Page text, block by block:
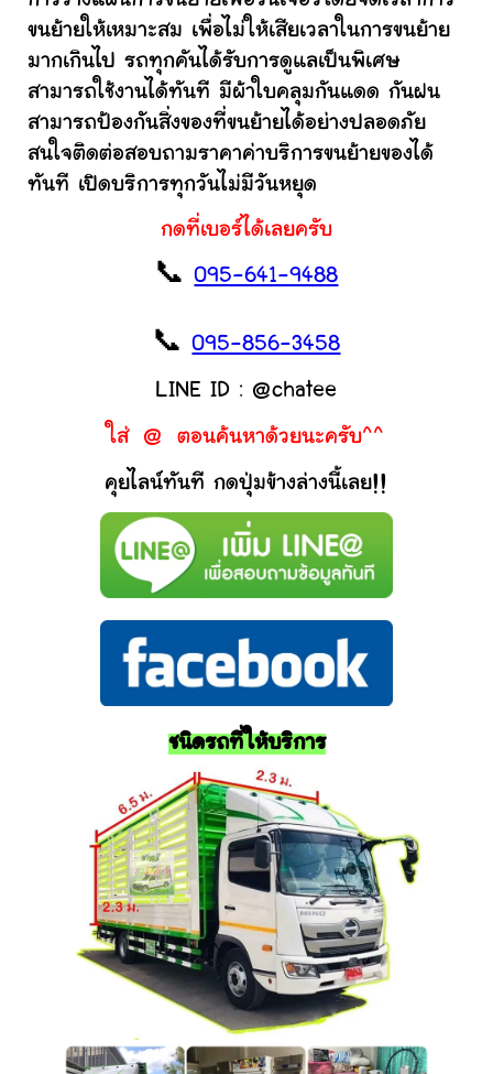
ขนย้ายให้เหมาะสม เพื่อไม่ให้เสียเวลาในการขนย้าย
มากเกินไป รถทุกคันได้รับการดูแลเป็นพิเศษ
สามารถใช้งานได้ทันที มีผ้าใบคลุมกันแดด กันฝน
สามารถป้องกันสิ่งของที่ขนย้ายได้อย่างปลอดภัย
สนใจติดต่อสอบถามราคาค่าบริการขนย้ายของได้
ทันที เปิดบริการทุกวันไม่มีวันหยุด
กดที่เบอร์ได้เลยครับ
📞095-641-9488
📞095-856-3458
LINE ID : @chatee
ใส่ @ ตอนค้นหาด้วยนะครับ^^
คุยไลน์ทันที กดปุ่มข้างล่างนี้เลย!!
ชนิดรถที่ให้บริการ